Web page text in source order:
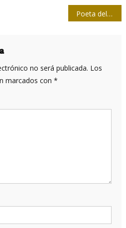
Poeta del color
no será publicada. Los
marcados con *